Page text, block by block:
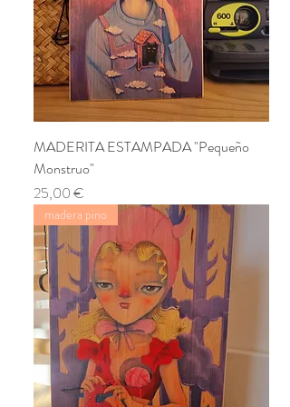
MADERITA ESTAMPADA "Pequeño
Monstruo"
Precio
25,00 €
madera pino